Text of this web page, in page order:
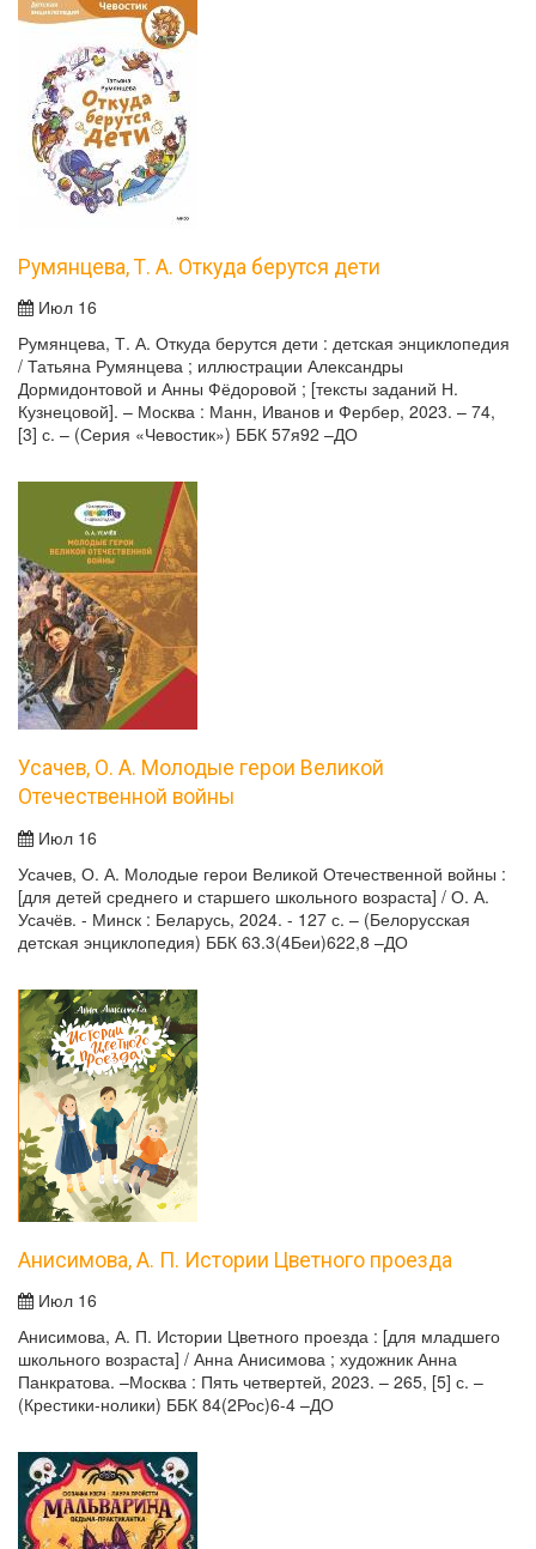
Румянцева, Т. А. Откуда берутся дети
Июл 16
Румянцева, Т. А. Откуда берутся дети : детская энциклопедия
/ Татьяна Румянцева ; иллюстрации Александры
Дормидонтовой и Анны Фёдоровой ; [тексты заданий Н.
Кузнецовой]. – Москва : Манн, Иванов и Фербер, 2023. – 74,
[3] с. – (Серия «Чевостик») ББК 57я92 –ДО
Усачев, О. А. Молодые герои Великой
Отечественной войны
Июл 16
Усачев, О. А. Молодые герои Великой Отечественной войны :
[для детей среднего и старшего школьного возраста] / О. А.
Усачёв. - Минск : Беларусь, 2024. - 127 с. – (Белорусская
детская энциклопедия) ББК 63.3(4Беи)622,8 –ДО
Анисимова, А. П. Истории Цветного проезда
Июл 16
Анисимова, А. П. Истории Цветного проезда : [для младшего
школьного возраста] / Анна Анисимова ; художник Анна
Панкратова. –Москва : Пять четвертей, 2023. – 265, [5] с. –
(Крестики-нолики) ББК 84(2Рос)6-4 –ДО